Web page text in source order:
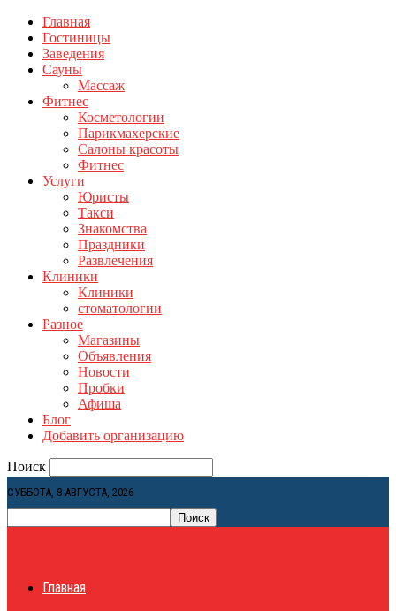
Главная
Гостиницы
Заведения
Сауны
Массаж
Фитнес
Косметологии
Парикмахерские
Салоны красоты
Фитнес
Услуги
Юристы
Такси
Знакомства
Праздники
Развлечения
Клиники
Клиники
стоматологии
Разное
Магазины
Объявления
Новости
Пробки
Афиша
Блог
Добавить организацию
Поиск
СУББОТА, 8 АВГУСТА, 2026
Главная